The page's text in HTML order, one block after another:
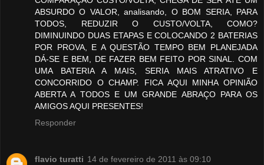
ABSURDO O VALOR, analisando, O BOM SERIA, PARA
TODOS, REDUZIR O CUSTO/VOLTA, COMO?
DIMINUINDO DUAS ETAPAS E COLOCANDO 2 BATERIAS
POR PROVA, E A QUESTÃO TEMPO BEM PLANEJADA
DÁ-SE E BEM, DE FAZER BEM FEITO POR SINAL. COM
UMA BATERIA A MAIS, SERIA MAIS ATRATIVO E
CONCORRIDO O CHAMP. FICA AQUI MINHA OPINIÃO
ABERTA A TODOS E UM GRANDE ABRAÇO PARA OS
AMIGOS AQUI PRESENTES!
Responder
flavio turatti 14 de fevereiro de 2011 às 09:10